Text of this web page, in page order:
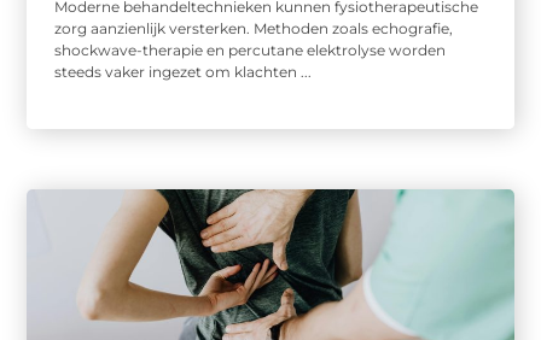
Moderne behandeltechnieken kunnen fysiotherapeutische
zorg aanzienlijk versterken. Methoden zoals echografie,
shockwave-therapie en percutane elektrolyse worden
steeds vaker ingezet om klachten ...